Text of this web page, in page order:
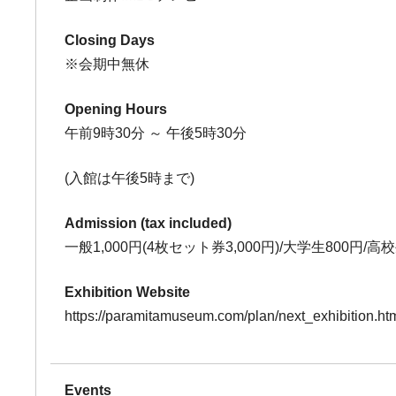
Closing Days
※会期中無休
Opening Hours
午前9時30分 ～ 午後5時30分
(入館は午後5時まで)
Admission (tax included)
一般1,000円(4枚セット券3,000円)/大学生800円/高
Exhibition Website
https://paramitamuseum.com/plan/
Events